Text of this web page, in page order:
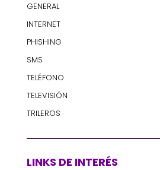
GENERAL
INTERNET
PHISHING
SMS
TELÉFONO
TELEVISIÓN
TRILEROS
LINKS DE INTERÉS